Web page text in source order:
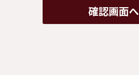
確認画面へ